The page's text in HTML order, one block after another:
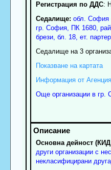
Регистрация по ДДС:
Седалище: обл. София
гр. София, ПК 1680,
брези, бл. 18, ет. партер
Седалище на 3
Показване на картата
Информация от
Още организации в гр.
Основна дейност (КИД
други организации с
некласифицирани